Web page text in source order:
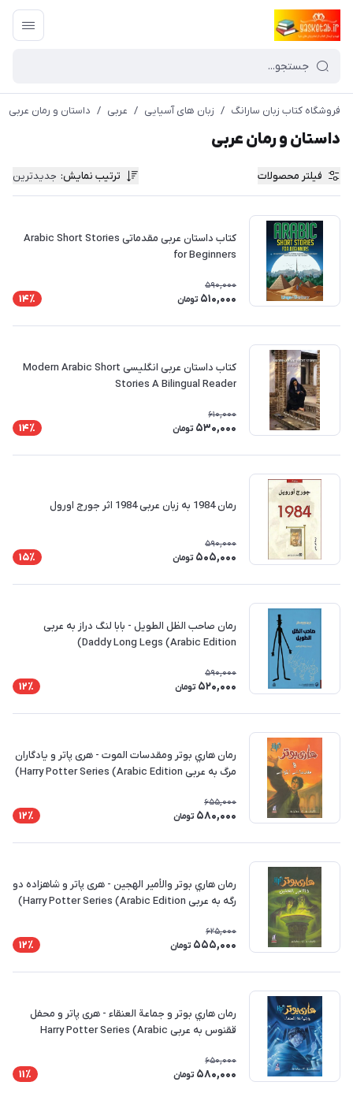
فروشگاه کتاب زبان سارانگ / زبان های آسیایی / عربی / داستان و رمان عربی
داستان و رمان عربی
فیلتر محصولات ترتیب نمایش: جدیدترین
کتاب داستان عربی مقدماتی Arabic Short Stories
for Beginners
590,000
510,000 تومان 14٪
کتاب داستان عربی انگلیسی Modern Arabic Short
Stories A Bilingual Reader
610,000
530,000 تومان 14٪
رمان 1984 به زبان عربی 1984 اثر جورج اورول
590,000
505,000 تومان 15٪
رمان صاحب الظل الطويل - بابا لنگ دراز به عربی
Daddy Long Legs (Arabic Edition)
590,000
520,000 تومان 12٪
رمان هاري بوتر ومقدسات الموت - هری پاتر و یادگاران
مرگ به عربی Harry Potter Series (Arabic Edition)
655,000
580,000 تومان 12٪
رمان هاري بوتر والأمير الهجين - هری پاتر و شاهزاده دو
رگه به عربی Harry Potter Series (Arabic Edition)
625,000
555,000 تومان 12٪
رمان هاري بوتر و جماعة العنقاء - هری پاتر و محفل
ققنوس به عربی Harry Potter Series (Arabic
650,000
580,000 تومان 11٪